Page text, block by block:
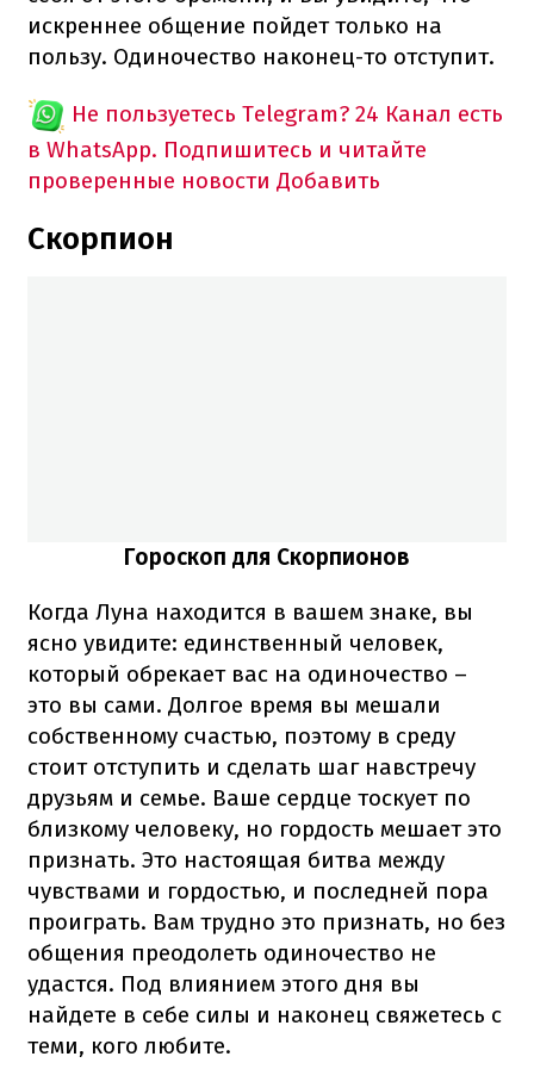
искреннее общение пойдет только на
пользу. Одиночество наконец-то отступит.
Не пользуетесь Telegram? 24 Канал есть
в WhatsApp. Подпишитесь и читайте
проверенные новости Добавить
Скорпион
Гороскоп для Скорпионов
Когда Луна находится в вашем знаке, вы
ясно увидите: единственный человек,
который обрекает вас на одиночество –
это вы сами. Долгое время вы мешали
собственному счастью, поэтому в среду
стоит отступить и сделать шаг навстречу
друзьям и семье. Ваше сердце тоскует по
близкому человеку, но гордость мешает это
признать. Это настоящая битва между
чувствами и гордостью, и последней пора
проиграть. Вам трудно это признать, но без
общения преодолеть одиночество не
удастся. Под влиянием этого дня вы
найдете в себе силы и наконец свяжетесь с
теми, кого любите.